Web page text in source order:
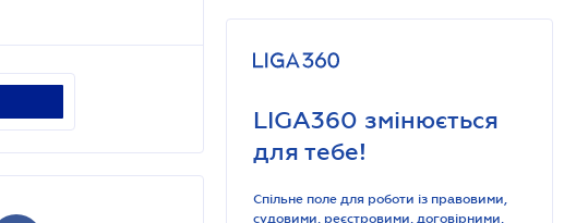
LIGA360 змінюється
для тебе!
Спільне поле для роботи із правовими,
судовими, реєстровими, договірними,